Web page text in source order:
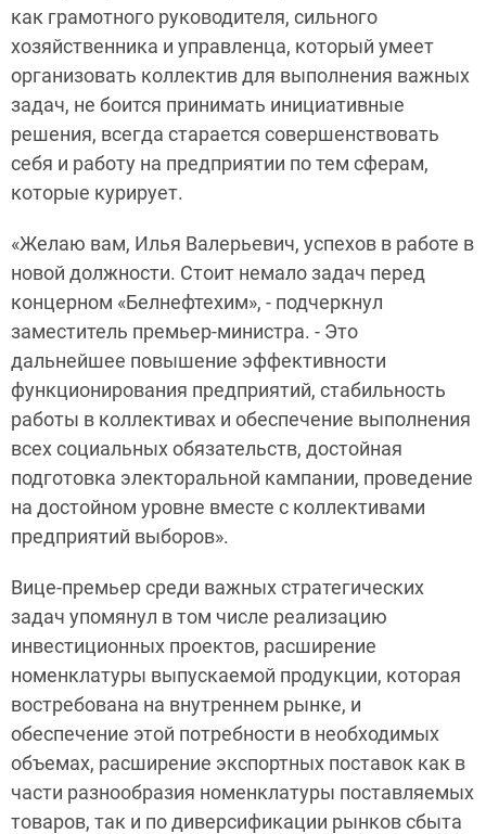
как грамотного руководителя, сильного
хозяйственника и управленца, который умеет
организовать коллектив для выполнения важных
задач, не боится принимать инициативные
решения, всегда старается совершенствовать
себя и работу на предприятии по тем сферам,
которые курирует.
«Желаю вам, Илья Валерьевич, успехов в работе в
новой должности. Стоит немало задач перед
концерном «Белнефтехим», - подчеркнул
заместитель премьер-министра. - Это
дальнейшее повышение эффективности
функционирования предприятий, стабильность
работы в коллективах и обеспечение выполнения
всех социальных обязательств, достойная
подготовка электоральной кампании, проведение
на достойном уровне вместе с коллективами
предприятий выборов».
Вице-премьер среди важных стратегических
задач упомянул в том числе реализацию
инвестиционных проектов, расширение
номенклатуры выпускаемой продукции, которая
востребована на внутреннем рынке, и
обеспечение этой потребности в необходимых
объемах, расширение экспортных поставок как в
части разнообразия номенклатуры поставляемых
товаров, так и по диверсификации рынков сбыта